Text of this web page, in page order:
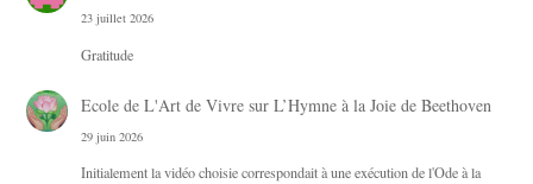
23 juillet 2026
Gratitude
Ecole de L'Art de Vivresur L’Hymne à la Joie de Beethoven
29 juin 2026
Initialement la vidéo choisie correspondait à une exécution de l'Ode à la